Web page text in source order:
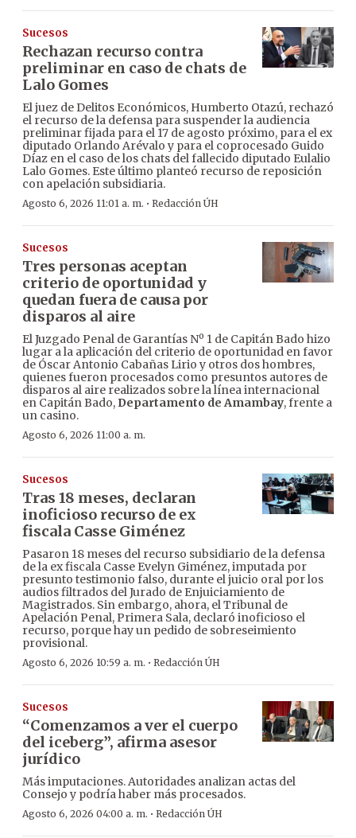
Sucesos
Rechazan recurso contra
preliminar en caso de chats de
Lalo Gomes
El juez de Delitos Económicos, Humberto Otazú, rechazó
el recurso de la defensa para suspender la audiencia
preliminar fijada para el 17 de agosto próximo, para el ex
diputado Orlando Arévalo y para el coprocesado Guido
Díaz en el caso de los chats del fallecido diputado Eulalio
Lalo Gomes. Este último planteó recurso de reposición
con apelación subsidiaria.
Agosto 6, 2026 11:01 a. m. · Redacción ÚH
Sucesos
Tres personas aceptan
criterio de oportunidad y
quedan fuera de causa por
disparos al aire
El Juzgado Penal de Garantías Nº 1 de Capitán Bado hizo
lugar a la aplicación del criterio de oportunidad en favor
de Óscar Antonio Cabañas Lirio y otros dos hombres,
quienes fueron procesados como presuntos autores de
disparos al aire realizados sobre la línea internacional
en Capitán Bado, Departamento de Amambay, frente a
un casino.
Agosto 6, 2026 11:00 a. m.
Sucesos
Tras 18 meses, declaran
inoficioso recurso de ex
fiscala Casse Giménez
Pasaron 18 meses del recurso subsidiario de la defensa
de la ex fiscala Casse Evelyn Giménez, imputada por
presunto testimonio falso, durante el juicio oral por los
audios filtrados del Jurado de Enjuiciamiento de
Magistrados. Sin embargo, ahora, el Tribunal de
Apelación Penal, Primera Sala, declaró inoficioso el
recurso, porque hay un pedido de sobreseimiento
provisional.
Agosto 6, 2026 10:59 a. m. · Redacción ÚH
Sucesos
“Comenzamos a ver el cuerpo
del iceberg”, afirma asesor
jurídico
Más imputaciones. Autoridades analizan actas del
Consejo y podría haber más procesados.
Agosto 6, 2026 04:00 a. m. · Redacción ÚH